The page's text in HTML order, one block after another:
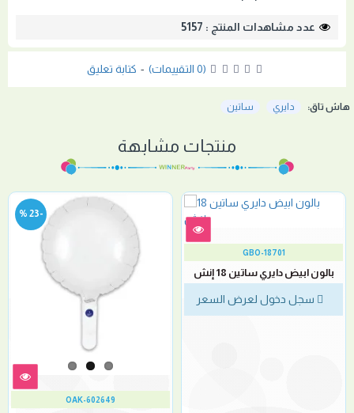
عدد مشاهدات المنتج : 5157
(0 التقييمات) - كتابة تعليق
هاش تاق: دايري ساتين
منتجات مشابهة
GBO-18701
بالون ابيض دايري ساتين 18 إنش
سجل دخول لعرض السعر
-23 %
OAK-602649